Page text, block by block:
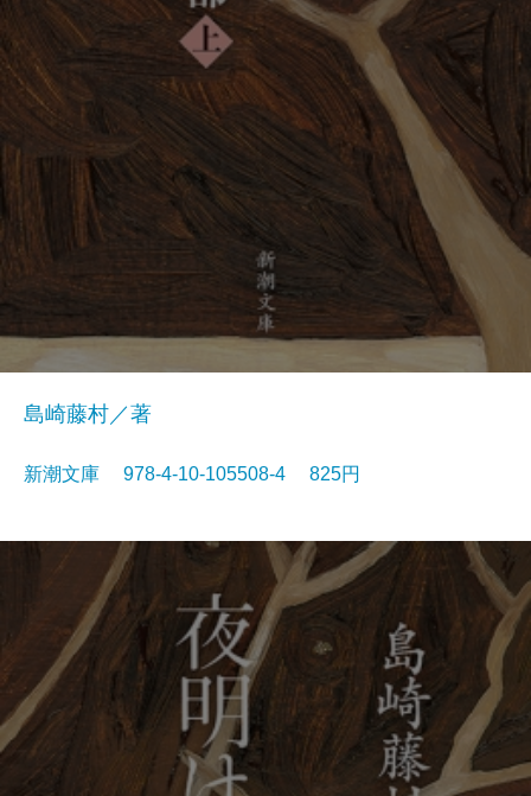
島崎藤村／著
新潮文庫 978-4-10-105508-4 825円